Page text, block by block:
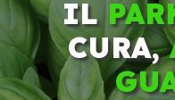
IL
CURA,